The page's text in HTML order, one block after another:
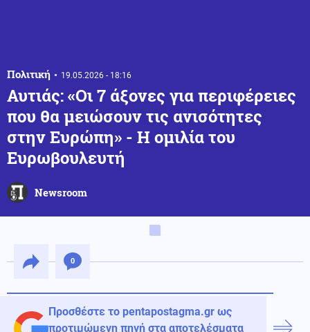
Πολιτική 19.05.2026 - 18:16
Αυτιάς: «Οι 7 άξονες για περιφέρειες
που θα μειώσουν τις ανισότητες
στην Ευρώπη» - Η ομιλία του
Ευρωβουλευτή
Newsroom
0
Προσθέστε το pentapostagma.gr ως
προτιμώμενη πηγή στα αποτελέσματα